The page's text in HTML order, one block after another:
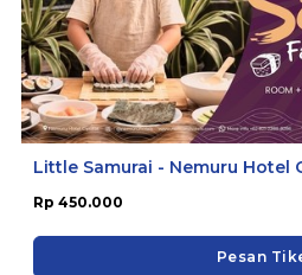
Little Samurai - Nemuru Hotel
Rp 450.000
Pesan